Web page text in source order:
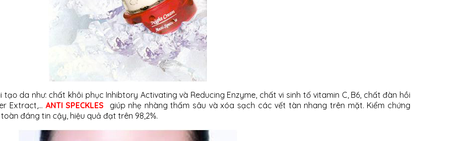
da như: chất khôi phục Inhibtory Activating và Reducing Enzyme, chất vi sinh tố vitamin C, B6, chất đàn hồi
Extract,… ANTI SPECKLES giúp nhẹ nhàng thấm sâu và xóa sạch các vết tàn nhang trên mặt. Kiểm chứng
đáng tin cậy, hiệu quả đạt trên 98,2%.